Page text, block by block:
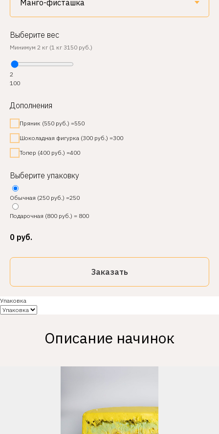
Выберите вес
Минимум 2 кг (1 кг 3150 руб.)
2
100
Дополнения
Пряник (550 руб.) =550
Шоколадная фигурка (300 руб.) =300
Топер (400 руб.) =400
Выберите упаковку
Обычная (250 руб.) =250
Подарочная (800 руб.) = 800
0 руб.
Заказать
Упаковка
Описание начинок